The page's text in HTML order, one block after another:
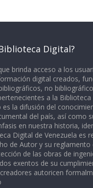
Digital?
brinda acceso a los
digital creados,
no
a la
la difusión del
del país, así como
en nuestra historia,
Digital de Venezuela es
de Autor y su
de las obras de
exentos de su
autoricen